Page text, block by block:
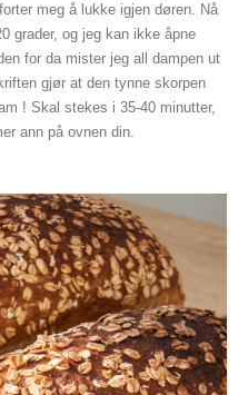
meg å lukke igjen døren. Nå
grader, og jeg kan ikke åpne
for da mister jeg all dampen ut
gjør at den tynne skorpen
! Skal stekes i 35-40 minutter,
ann på ovnen din.